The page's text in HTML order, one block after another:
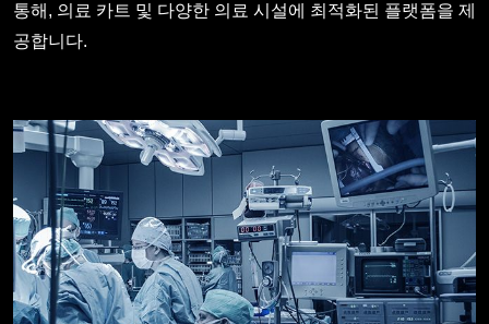
뉴스
연락처
통해, 의료 카트 및 다양한 의료 시설에 최적화된 플랫폼을 제
공합니다.